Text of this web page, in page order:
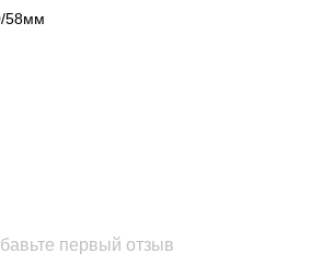
58мм
первый отзыв